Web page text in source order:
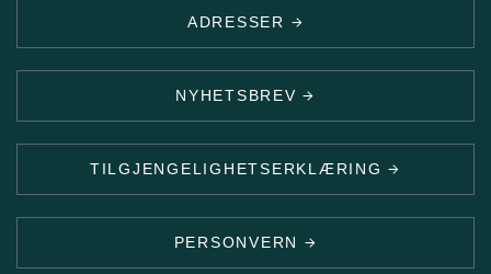
ADRESSER
NYHETSBREV
TILGJENGELIGHETSERKLÆRING
PERSONVERN